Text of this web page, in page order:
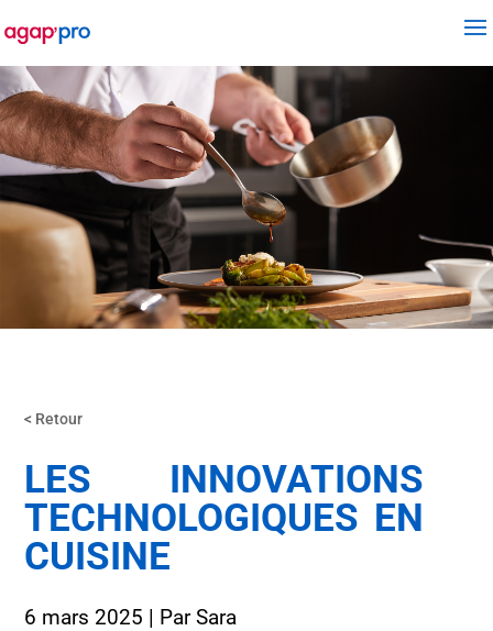
< Retour
LES INNOVATIONS
TECHNOLOGIQUES EN
CUISINE
6 mars 2025 | ParSara